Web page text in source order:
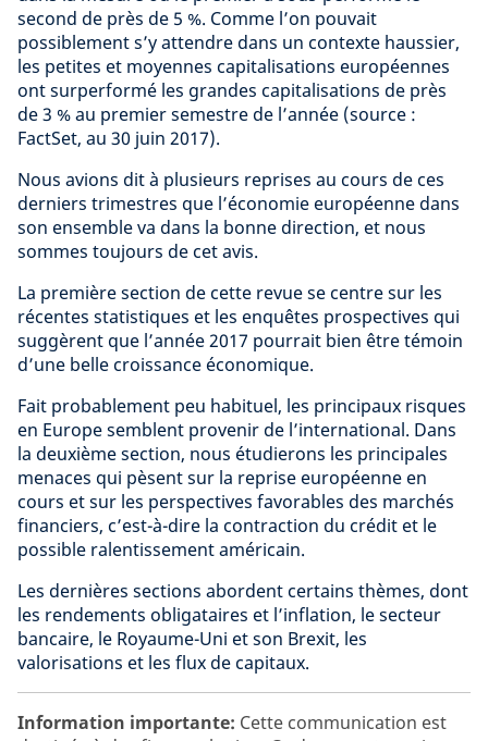
second de près de 5 %. Comme l’on pouvait
possiblement s’y attendre dans un contexte haussier,
les petites et moyennes capitalisations européennes
ont surperformé les grandes capitalisations de près
de 3 % au premier semestre de l’année (source :
FactSet, au 30 juin 2017).
Nous avions dit à plusieurs reprises au cours de ces
derniers trimestres que l’économie européenne dans
son ensemble va dans la bonne direction, et nous
sommes toujours de cet avis.
La première section de cette revue se centre sur les
récentes statistiques et les enquêtes prospectives qui
suggèrent que l’année 2017 pourrait bien être témoin
d’une belle croissance économique.
Fait probablement peu habituel, les principaux risques
en Europe semblent provenir de l’international. Dans
la deuxième section, nous étudierons les principales
menaces qui pèsent sur la reprise européenne en
cours et sur les perspectives favorables des marchés
financiers, c’est-à-dire la contraction du crédit et le
possible ralentissement américain.
Les dernières sections abordent certains thèmes, dont
les rendements obligataires et l’inflation, le secteur
bancaire, le Royaume-Uni et son Brexit, les
valorisations et les flux de capitaux.
Information importante: Cette communication est